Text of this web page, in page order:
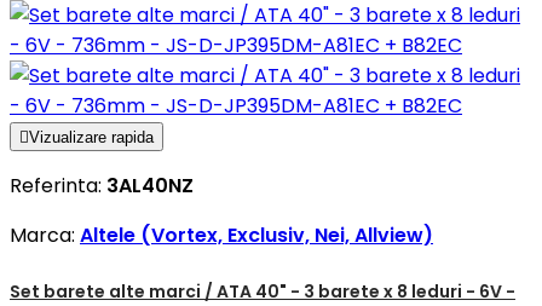
Vizualizare rapida
Referinta: 3AL40NZ
Marca: Altele (Vortex, Exclusiv, Nei, Allview)
Set barete alte marci / ATA 40" - 3 barete x 8 leduri - 6V -